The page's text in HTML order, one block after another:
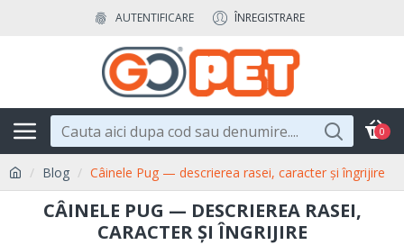
AUTENTIFICARE ÎNREGISTRARE
0
Blog Câinele Pug — descrierea rasei, caracter și îngrijire
CÂINELE PUG — DESCRIEREA RASEI,
CARACTER ȘI ÎNGRIJIRE